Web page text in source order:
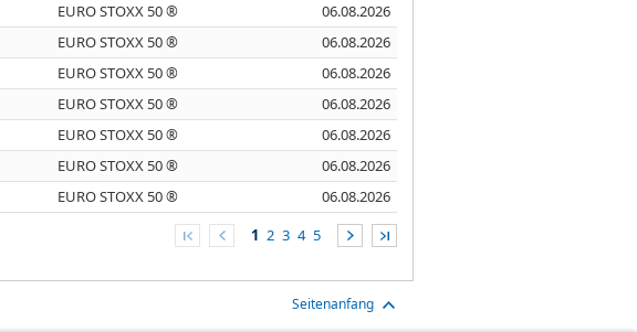
EURO STOXX 50 ®
06.08.2026
EURO STOXX 50 ®
06.08.2026
EURO STOXX 50 ®
06.08.2026
EURO STOXX 50 ®
06.08.2026
EURO STOXX 50 ®
06.08.2026
EURO STOXX 50 ®
06.08.2026
EURO STOXX 50 ®
06.08.2026
1 2 3 4 5
Seitenanfang